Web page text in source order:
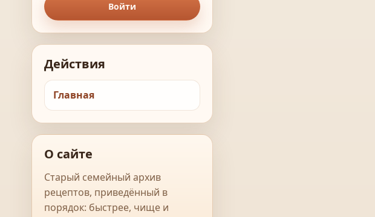
Войти
Действия
Главная
О сайте
Старый семейный архив
рецептов, приведённый в
порядок: быстрее, чище и